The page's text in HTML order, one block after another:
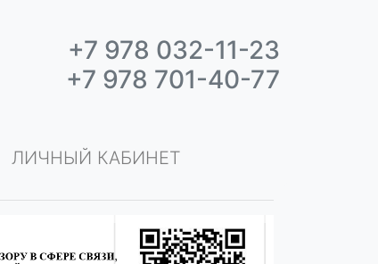
+7 978 032-11-23
+7 978 701-40-77
ЛИЧНЫЙ КАБИНЕТ